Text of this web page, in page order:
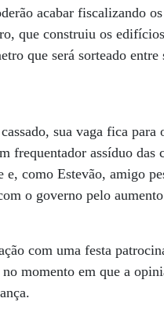
acabar fiscalizando os
que construiu os
que será sorteado entre
sua vaga fica para
assíduo das
como Estevão, amigo
o governo pelo aumento
com uma festa
momento em que a